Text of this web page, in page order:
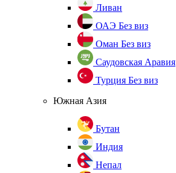
Ливан
ОАЭ Без виз
Оман Без виз
Саудовская Аравия
Турция Без виз
Южная Азия
Бутан
Индия
Непал